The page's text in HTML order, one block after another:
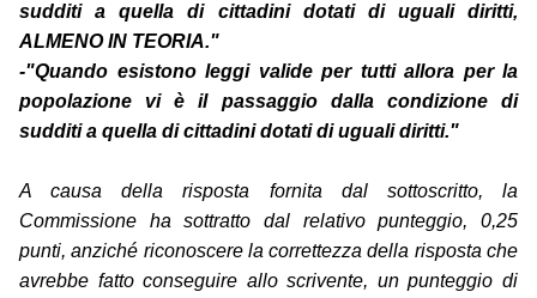
sudditi a quella di cittadini dotati di uguali diritti,
ALMENO IN TEORIA."
-"Quando esistono leggi valide per tutti allora per la
popolazione vi è il passaggio dalla condizione di
sudditi a quella di cittadini dotati di uguali diritti."
A causa della risposta fornita dal sottoscritto, la
Commissione ha sottratto dal relativo punteggio, 0,25
punti, anziché riconoscere la correttezza della risposta che
avrebbe fatto conseguire allo scrivente, un punteggio di